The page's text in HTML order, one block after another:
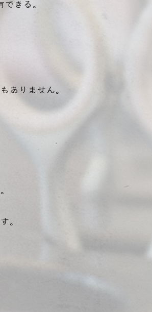
きる。
ありません。
。